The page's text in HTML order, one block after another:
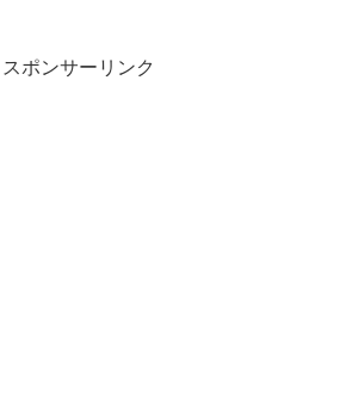
スポンサーリンク